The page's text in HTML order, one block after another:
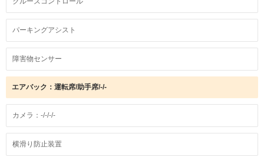
パーキングアシスト
障害物センサー
エアバック：運転席/助手席/-/-
カメラ：-/-/-/-
横滑り防止装置